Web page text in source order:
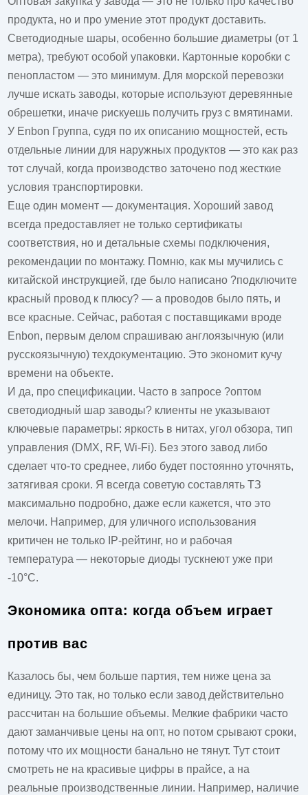
продукта, но и про умение этот продукт доставить.
Светодиодные шары, особенно большие диаметры (от 1
метра), требуют особой упаковки. Картонные коробки с
пенопластом — это минимум. Для морской перевозки
лучше искать заводы, которые используют деревянные
обрешетки, иначе рискуешь получить груз с вмятинами.
У Enbon Группа, судя по их описанию мощностей, есть
отдельные линии для наружных продуктов — это как раз
тот случай, когда производство заточено под жесткие
условия транспортировки.
Еще один момент — документация. Хороший завод
всегда предоставляет не только сертификаты
соответствия, но и детальные схемы подключения,
рекомендации по монтажу. Помню, как мы мучились с
китайской инструкцией, где было написано ?подключите
красный провод к плюсу? — а проводов было пять, и
все красные. Сейчас, работая с поставщиками вроде
Enbon, первым делом спрашиваю англоязычную (или
русскоязычную) техдокументацию. Это экономит кучу
времени на объекте.
И да, про спецификации. Часто в запросе ?оптом
светодиодный шар заводы? клиенты не указывают
ключевые параметры: яркость в нитах, угол обзора, тип
управления (DMX, RF, Wi-Fi). Без этого завод либо
сделает что-то среднее, либо будет постоянно уточнять,
затягивая сроки. Я всегда советую составлять ТЗ
максимально подробно, даже если кажется, что это
мелочи. Например, для уличного использования
критичен не только IP-рейтинг, но и рабочая
температура — некоторые диоды тускнеют уже при
-10°C.
Экономика опта: когда объем играет
против вас
Казалось бы, чем больше партия, тем ниже цена за
единицу. Это так, но только если завод действительно
рассчитан на большие объемы. Мелкие фабрики часто
дают заманчивые цены на опт, но потом срывают сроки,
потому что их мощности банально не тянут. Тут стоит
смотреть не на красивые цифры в прайсе, а на
реальные производственные линии. Например, наличие